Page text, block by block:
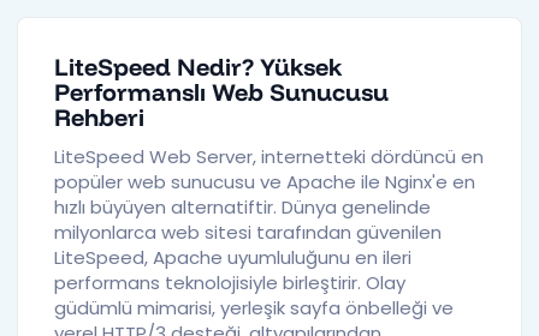
LiteSpeed Nedir? Yüksek
Performanslı Web Sunucusu
Rehberi
LiteSpeed Web Server, internettekidördüncü en
popüler web sunucusu ve Apache ile Nginx'e en
hızlı büyüyen alternatiftir. Dünya genelinde
milyonlarca web sitesi tarafından güvenilen
LiteSpeed, Apache uyumluluğunu en ileri
performans teknolojisiyle birleştirir. Olay
güdümlü mimarisi, yerleşik sayfa önbelleği ve